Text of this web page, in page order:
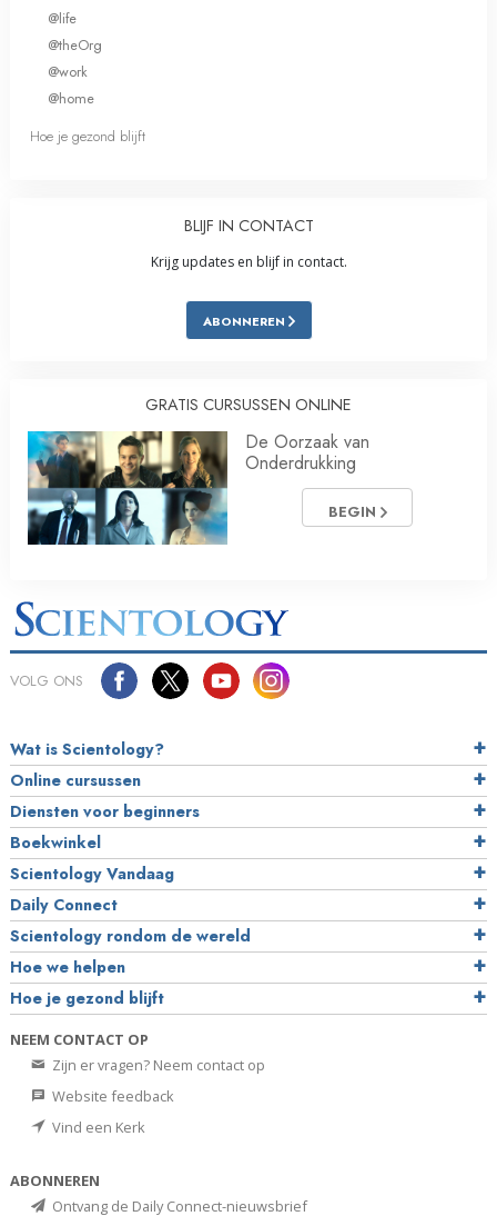
@life
@theOrg
@work
@home
Hoe je gezond blijft
BLIJF IN CONTACT
Krijg updates en blijf in contact.
ABONNEREN
GRATIS CURSUSSEN ONLINE
De Oorzaak van
Onderdrukking
BEGIN
VOLG ONS
Wat is Scientology?
Online cursussen
Diensten voor beginners
Boekwinkel
Scientology Vandaag
Daily Connect
Scientology rondom de wereld
Hoe we helpen
Hoe je gezond blijft
NEEM CONTACT OP
Zijn er vragen? Neem contact op
Website feedback
Vind een Kerk
ABONNEREN
Ontvang de Daily Connect-nieuwsbrief